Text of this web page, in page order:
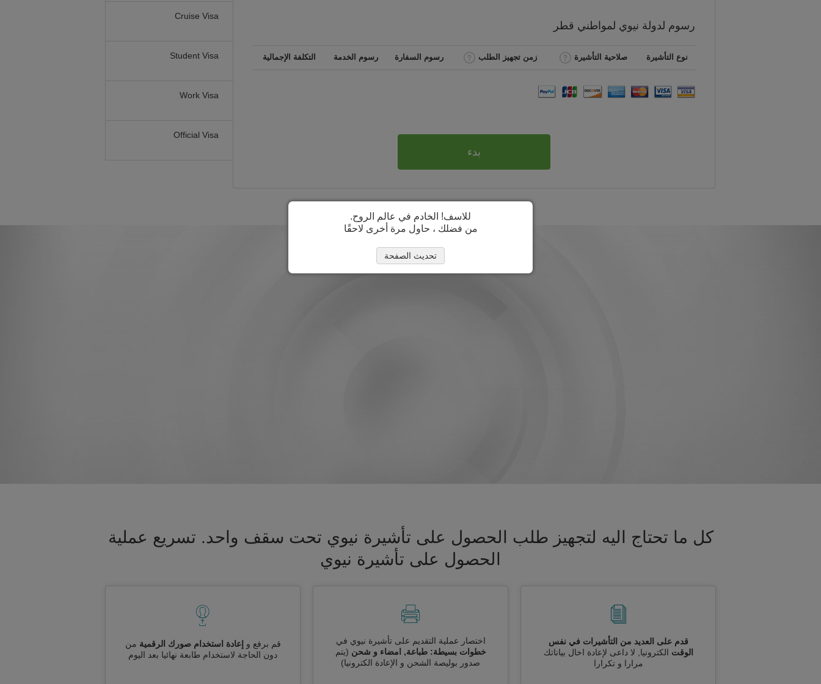
Cruise Visa
Student Visa
Work Visa
Official Visa
رسوم لدولة نيوي لمواطني قطر
نوع التأشيرة صلاحية التأشيرة زمن تجهيز الطلب رسوم السفارة رسوم الخدمة التكلفة الإجمالية
بدء
كل ما تحتاج اليه لتجهيز طلب الحصول على تأشيرة نيوي تحت سقف واحد. تسريع عملية
الحصول على تأشيرة نيوي
قدم على العديد من التأشيرات في نفس
الوقت الكترونيا, لا داعى لإعادة اخال بياناتك
مرارا و تكرارا
اختصار عملية التقديم على تأشيرة نيوي في
خطوات بسيطة: طباعة, امضاء و شحن (يتم
صدور بوليصة الشحن و الإعادة الكترونيا)
قم برفع و إعادة استخدام صورك الرقمية من
دون الحاجة لاستخدام طابعة نهائيا بعد اليوم
للاسف! الخادم في عالم الروح.
من فضلك ، حاول مرة أخرى لاحقًا
تحديث الصفحة